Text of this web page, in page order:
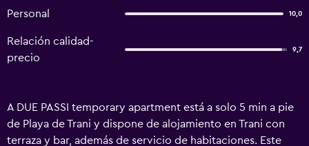
Personal 10,0
Relación calidad-
precio
9,7
A DUE PASSI temporary apartment está a solo 5 min a pie
de Playa de Trani y dispone de alojamiento en Trani con
terraza y bar, además de servicio de habitaciones. Este